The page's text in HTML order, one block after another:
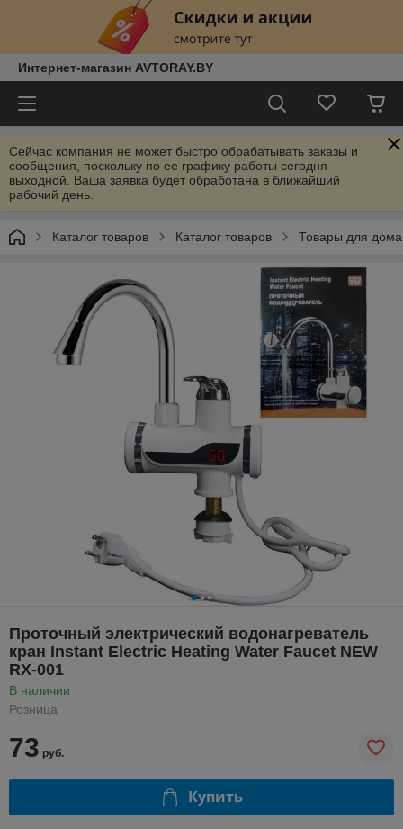
Интернет-магазин AVTORAY.BY
Сейчас компания не может быстро обрабатывать заказы и
сообщения, поскольку по ее графику работы сегодня
выходной. Ваша заявка будет обработана в ближайший
рабочий день.
Каталог товаров Каталог товаров Товары для дома
Проточный электрический водонагреватель
кран Instant Electric Heating Water Faucet NEW
RX-001
В наличии
Розница
73 руб.
Купить